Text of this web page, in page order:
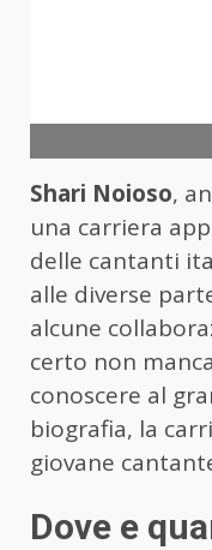
Shari Noioso,
una carriera
delle cantanti
alle diverse
alcune
certo non
conoscere al
biografia, la
giovane
Dove e